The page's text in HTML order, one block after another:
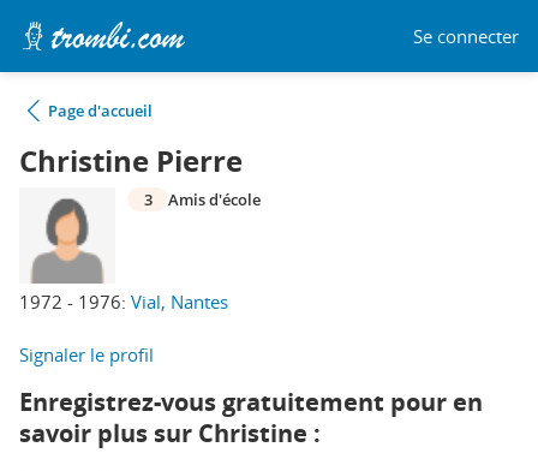
Se connecter
Page d'accueil
Christine Pierre
1972 - 1976: Vial, Nantes
3 Amis d'école
Signaler le profil
Enregistrez-vous gratuitement pour en
savoir plus sur Christine :